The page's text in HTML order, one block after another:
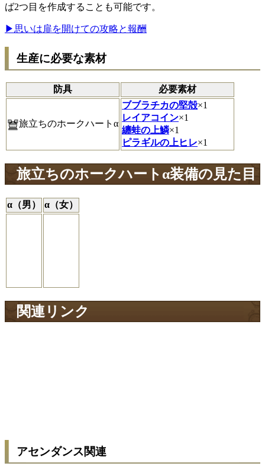
ば2つ目を作成することも可能です。
▶思いは扉を開けての攻略と報酬
生産に必要な素材
防具 必要素材
旅立ちのホークハートα
ブブラチカの堅殻×1
レイアコイン×1
纏蛙の上鱗×1
ピラギルの上ヒレ×1
旅立ちのホークハートα装備の見た目
α（男） α（女）
関連リンク
アセンダンス関連